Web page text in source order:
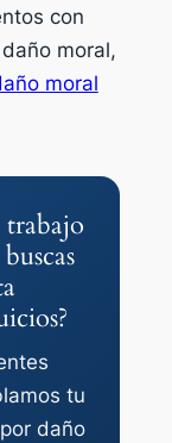
con
moral,
moral
trabajo
tu
daño